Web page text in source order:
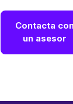
Contacta
un asesor